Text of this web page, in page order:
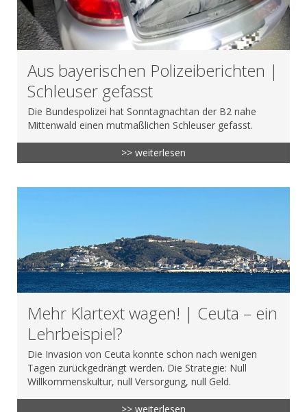
Aus bayerischen Polizeiberichten |
Schleuser gefasst
Die Bundespolizei hat Sonntagnachtan der B2 nahe
Mittenwald einen mutmaßlichen Schleuser gefasst.
>> weiterlesen
Mehr Klartext wagen! | Ceuta – ein
Lehrbeispiel?
Die Invasion von Ceuta konnte schon nach wenigen
Tagen zurückgedrängt werden. Die Strategie: Null
Willkommenskultur, null Versorgung, null Geld.
>> weiterlesen